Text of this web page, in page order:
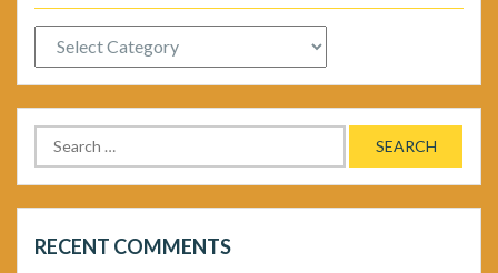
Categories
Search
for:
RECENT COMMENTS